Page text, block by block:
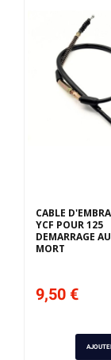
CABLE
YCF POUR 125
DEMARRAGE
MORT
9,50 €